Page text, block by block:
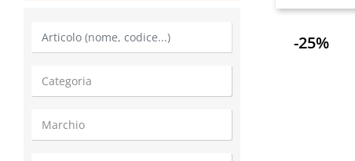
La modifica di un filtro aggiorna automaticamente gli
-25%